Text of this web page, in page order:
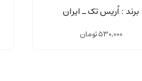
2.5 میلی لیتری
برند : اُریس تک ـ ایران
530,000تومان